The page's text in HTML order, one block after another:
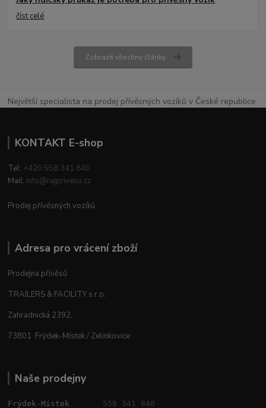
číst celé
Zobrazit všechny články
Největší specialista na prodej přívěsných vozíků v České republice.
KONTAKT E-shop
Tel: +420 558 341 840
Mail: info@rajprivesu.cz
Prodej přívěsných vozíků
Adresa pro vrácení zboží
Prodejna přívěsů
TRAILERS & FACILITY s.r.o.
Zahradnická 2392,
73801 Frýdek-Místek / Zelinkovice
Naše prodejny
Frýdek-Místek 558 341 840